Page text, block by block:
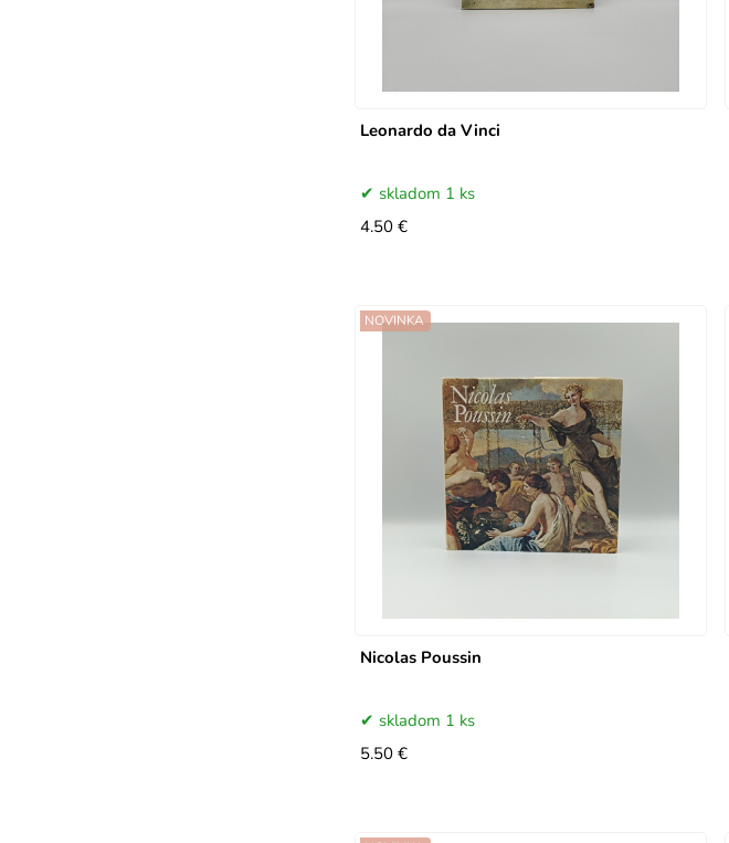
Leonardo da Vinci
skladom 1 ks
4.50 €
Nicolas Poussin
NOVINKA
skladom 1 ks
5.50 €